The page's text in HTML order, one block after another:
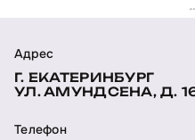
Адрес
Г. ЕКАТЕРИНБУРГ
УЛ. АМУНДСЕНА, Д.
Телефон